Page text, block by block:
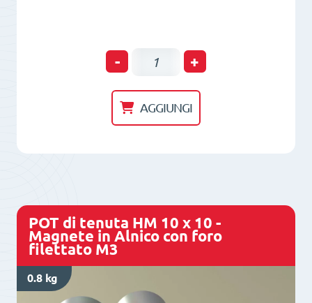
-
POT
tenuta
HM
-
NdFeB
+
AGGIUNGI
POT di tenuta HM 10 x 10 -
Magnete in Alnico con foro
filettato M3
0.8 kg